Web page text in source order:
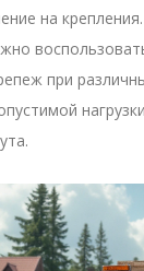
на
при